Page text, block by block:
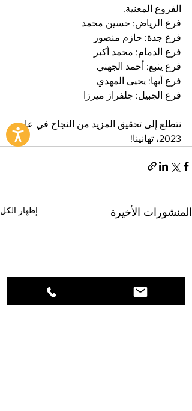
الفروع المعنية.
فرع الرياض: حسين محمد
فرع جدة: حازم منصور
فرع الدمام: محمد أكبر
فرع ينبع: أحمد الجهني
فرع أبها: يحيى المهدي
فرع الجبيل: جلفراز ميرزا
نتطلع إلى تحقيق المزيد من النجاح في عام
2023، تهانينا!
المنشورات الأخيرة إظهار الكل